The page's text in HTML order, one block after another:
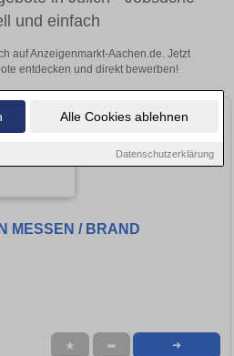
Alle Cookies ablehnen
Datenschutzerklärung
und einfach
auf Anzeigenmarkt-Aachen.de. Jetzt
entdecken und direkt bewerben!
MESSEN / BRAND
★ ➦ ➜